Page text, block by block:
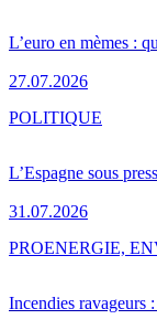
L’euro en mèmes :
27.07.2026
L’Espagne sous
31.07.2026
POLITIQUE
Incendies ravageurs
PROENERGIE,